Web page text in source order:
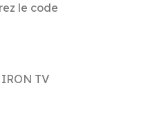
le code
TV